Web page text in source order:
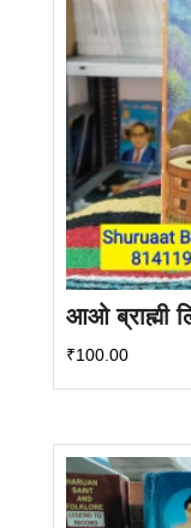
आओ ब्राह्मी
₹100.00